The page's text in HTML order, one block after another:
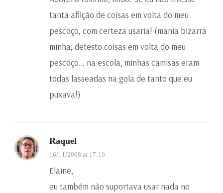
tanta aflição de coisas em volta do meu
pescoço, com certeza usaria! (mania bizarra
minha, detesto coisas em volta do meu
pescoço… na escola, minhas camisas eram
todas lasseadas na gola de tanto que eu
puxava!)
Raquel
16/11/2008 at 17:16
Elaine,
eu também não suportava usar nada no